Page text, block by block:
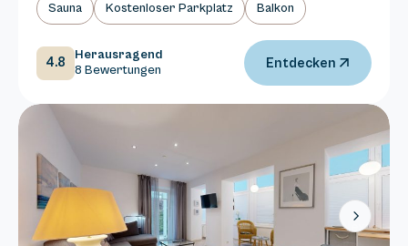
Sauna Kostenloser Parkplatz Balkon
4.8
Herausragend
8 Bewertungen
Entdecken
Next